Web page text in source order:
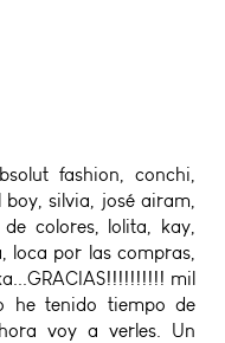
fashion, conchi,
silvia, josé airam,
colores, lolita, kay,
loca por las compras,
mil
he tenido tiempo de
voy a verles. Un